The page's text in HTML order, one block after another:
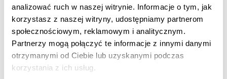
analizować ruch w naszej witrynie. Informacje o tym, jak
korzystasz z naszej witryny, udostępniamy partnerom
społecznościowym, reklamowym i analitycznym.
Partnerzy mogą połączyć te informacje z innymi danymi
otrzymanymi od Ciebie lub uzyskanymi podczas
korzystania z ich usług.
MapGO
Aplikacja internetowa typu SaaS do optymalizacji